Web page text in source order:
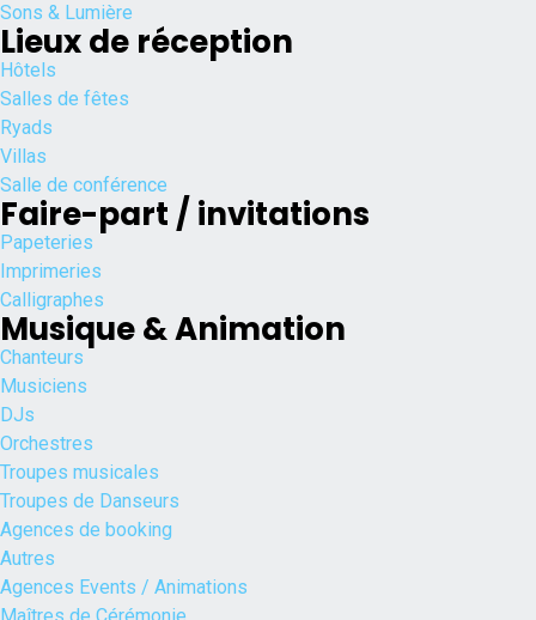
Sons & Lumière
Lieux de réception
Hôtels
Salles de fêtes
Ryads
Villas
Salle de conférence
Faire-part / invitations
Papeteries
Imprimeries
Calligraphes
Musique & Animation
Chanteurs
Musiciens
DJs
Orchestres
Troupes musicales
Troupes de Danseurs
Agences de booking
Autres
Agences Events / Animations